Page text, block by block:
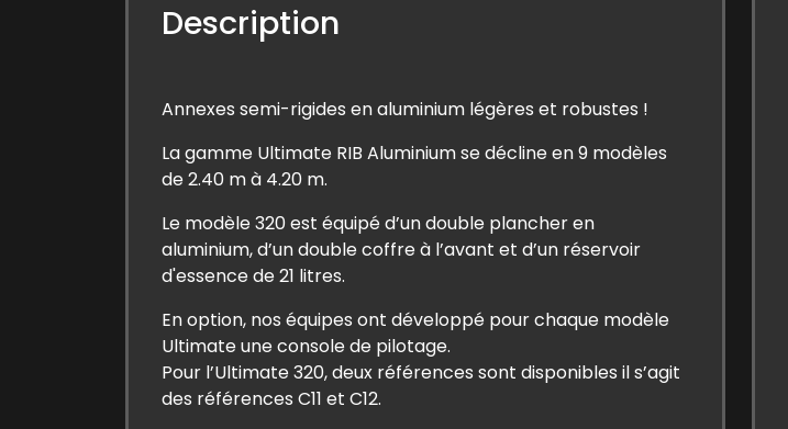
Description
Annexes semi-rigides en aluminium légères et robustes !
La gamme Ultimate RIB Aluminium se décline en 9 modèles
de 2.40 m à 4.20 m.
Le modèle 320 est équipé d’un double plancher en
aluminium, d’un double coffre à l’avant et d’un réservoir
d'essence de 21 litres.
En option, nos équipes ont développé pour chaque modèle
Ultimate une console de pilotage.
Pour l’Ultimate 320, deux références sont disponibles il s’agit
des références C11 et C12.